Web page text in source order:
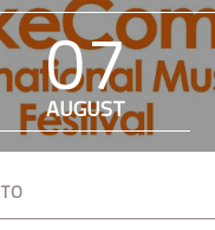
07
AUGUST